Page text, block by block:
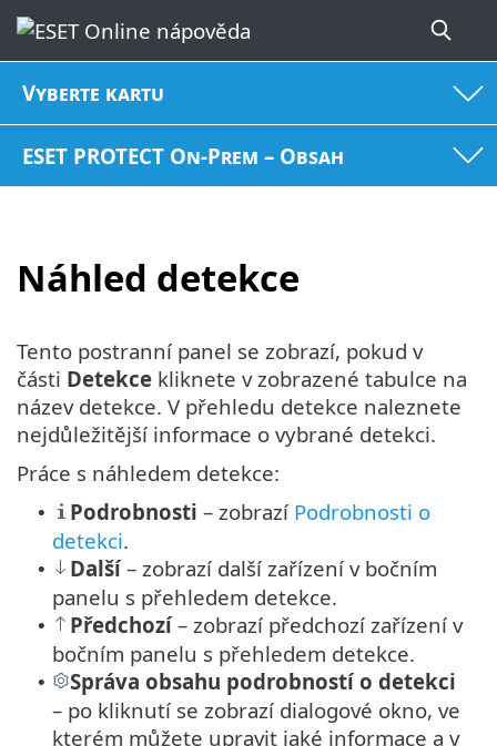
Vyberte kartu
ESET PROTECT On-Prem – Obsah
Náhled detekce
Tento postranní panel se zobrazí, pokud v
části Detekce kliknete v zobrazené tabulce na
název detekce. V přehledu detekce naleznete
nejdůležitější informace o vybrané detekci.
Práce s náhledem detekce:
• Podrobnosti – zobrazí Podrobnosti o
detekci.
• Další– zobrazí další zařízení v bočním
panelu s přehledem detekce.
• Předchozí– zobrazí předchozí zařízení v
bočním panelu s přehledem detekce.
•
Správa obsahu podrobností o detekci
– po kliknutí se zobrazí dialogové okno, ve
kterém můžete upravit jaké informace a v